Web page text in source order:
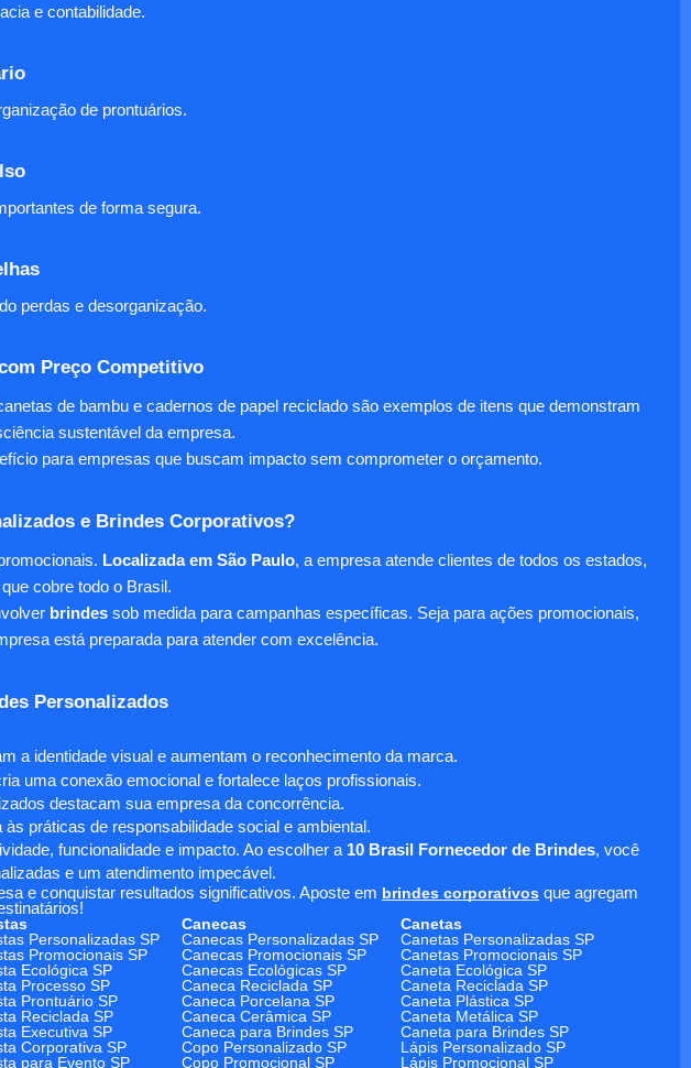
e contabilidade.
de prontuários.
de forma segura.
perdas e desorganização.
Preço Competitivo
de bambu e cadernos de papel reciclado são exemplos de itens que demonstram
sustentável da empresa.
para empresas que buscam impacto sem comprometer o orçamento.
e Brindes Corporativos?
Localizada em São Paulo, a empresa atende clientes de todos os estados,
cobre todo o Brasil.
brindessob medida para campanhas específicas. Seja para ações promocionais,
está preparada para atender com excelência.
Personalizados
a identidade visual e aumentam o reconhecimento da marca.
uma conexão emocional e fortalece laços profissionais.
destacam sua empresa da concorrência.
práticas de responsabilidade social e ambiental.
funcionalidade e impacto. Ao escolher a 10 Brasil Fornecedor de Brindes, você
e um atendimento impecável.
e conquistar resultados significativos. Aposte em brindes corporativos que agregam
Canecas
Canetas
Personalizadas SP Canecas Personalizadas SP
Canetas Personalizadas SP
Promocionais SP Canecas Promocionais SP
Canetas Promocionais SP
Ecológica SP Canecas Ecológicas SP
Caneta Ecológica SP
Processo SP Caneca Reciclada SP
Caneta Reciclada SP
Prontuário SP Caneca Porcelana SP
Caneta Plástica SP
Reciclada SP Caneca Cerâmica SP
Caneta Metálica SP
Executiva SP Caneca para Brindes SP
Caneta para Brindes SP
Corporativa SP Copo Personalizado SP
Lápis Personalizado SP
para Evento SP Copo Promocional SP Lápis Promocional SP